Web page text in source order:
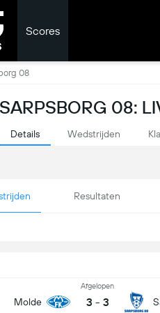
Scores
08
SARPSBORG 08:
Details Wedstrijden
Resultaten
Molde
Afgelopen
3 - 3